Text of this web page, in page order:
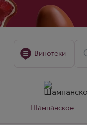
Винотеки
Шампанское